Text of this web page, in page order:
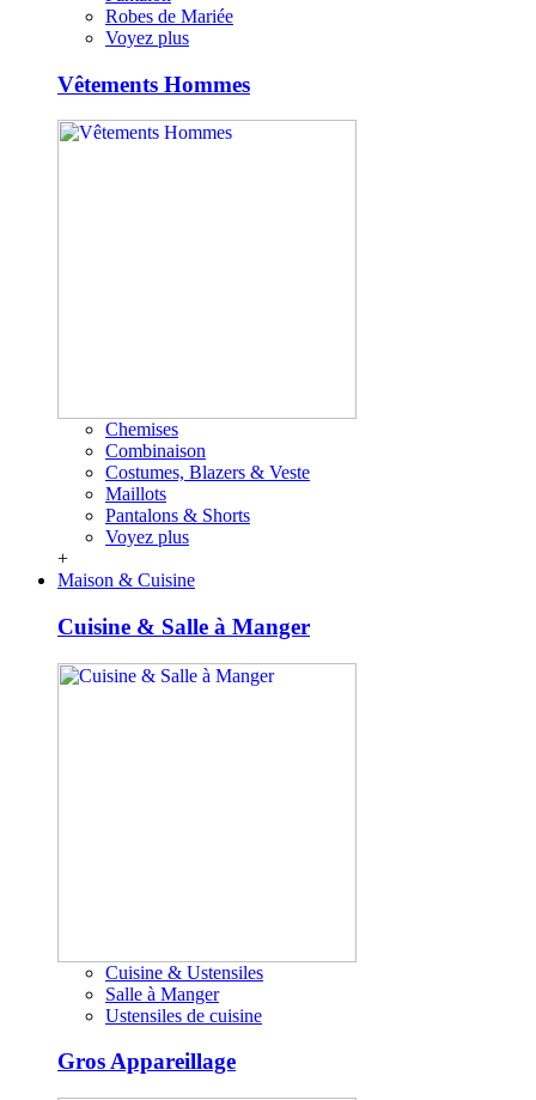
Robes de Mariée
Voyez plus
Vêtements Hommes
Chemises
Combinaison
Costumes, Blazers & Veste
Maillots
Pantalons & Shorts
Voyez plus
+
Maison & Cuisine
Cuisine & Salle à Manger
Cuisine & Ustensiles
Salle à Manger
Ustensiles de cuisine
Gros Appareillage